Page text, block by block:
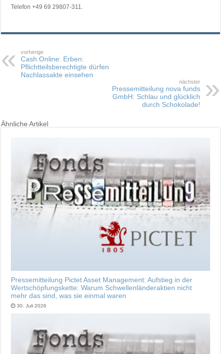
Telefon +49 69 29807-311.
vorherige
Cash.Online: Erben:
Pflichtteilsberechtigte dürfen
Nachlassakte einsehen
nächster
Pressemitteilung nova funds
GmbH: Schlau und glücklich
durch Schokolade!
Ähnliche Artikel
Pressemitteilung Pictet Asset Management: Aufstieg in der
Wertschöpfungskette: Warum Schwellenländeraktien nicht
mehr das sind, was sie einmal waren
30. Juli 2026